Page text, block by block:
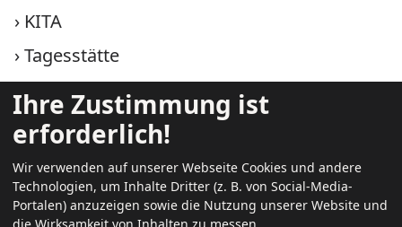
› KITA
›Tagesstätte
›Therapie
Weitere Infos
›aktuell
Ihre Zustimmung ist
erforderlich!
Wir verwenden auf unserer Webseite Cookies und andere
Technologien, um Inhalte Dritter (z. B. von Social-Media-
Portalen) anzuzeigen sowie die Nutzung unserer Website und